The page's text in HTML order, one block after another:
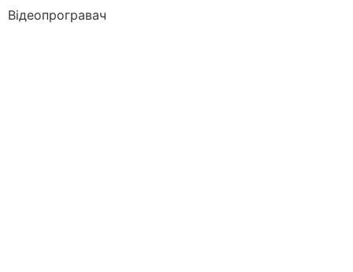
Відеопрогравач